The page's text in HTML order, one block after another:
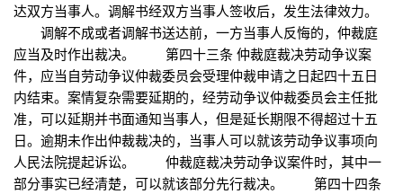
达双方当事人。调解书经双方当事人签收后，发生法律效力。
调解不成或者调解书送达前，一方当事人反悔的，仲裁庭
应当及时作出裁决。 第四十三条 仲裁庭裁决劳动争议案
件，应当自劳动争议仲裁委员会受理仲裁申请之日起四十五日
内结束。案情复杂需要延期的，经劳动争议仲裁委员会主任批
准，可以延期并书面通知当事人，但是延长期限不得超过十五
日。逾期未作出仲裁裁决的，当事人可以就该劳动争议事项向
人民法院提起诉讼。 仲裁庭裁决劳动争议案件时，其中一
部分事实已经清楚，可以就该部分先行裁决。 第四十四条